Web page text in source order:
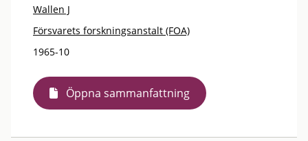
Wallen J
Försvarets forskningsanstalt (FOA)
1965-10
Öppna sammanfattning